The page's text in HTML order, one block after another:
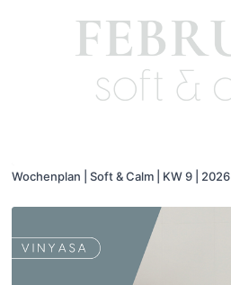
Wochenplan | Soft & Calm | KW 9 | 2026